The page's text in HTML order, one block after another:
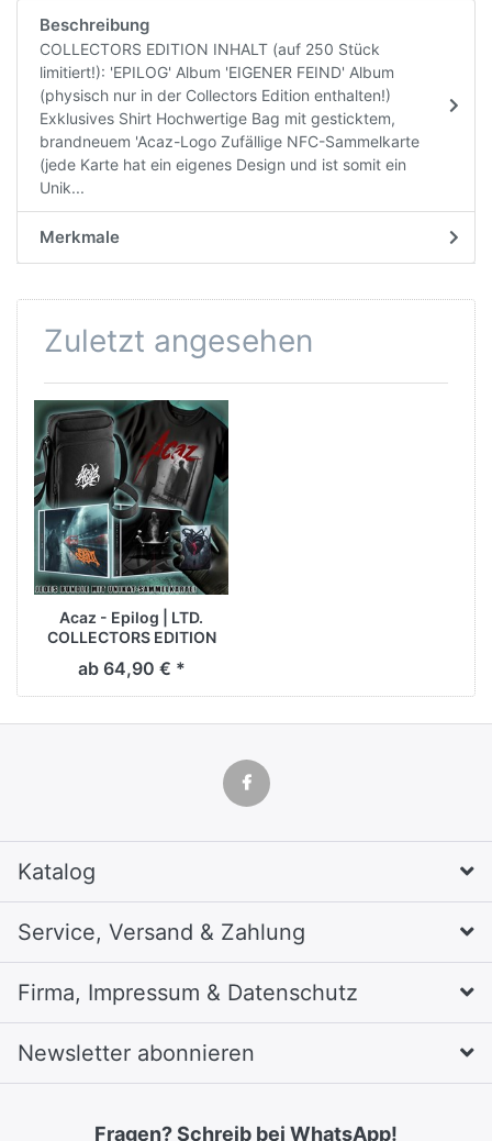
Beschreibung
COLLECTORS EDITION INHALT (auf 250 Stück
limitiert!): 'EPILOG' Album 'EIGENER FEIND' Album
(physisch nur in der Collectors Edition enthalten!)
Exklusives Shirt Hochwertige Bag mit gesticktem,
brandneuem 'Acaz-Logo Zufällige NFC-Sammelkarte
(jede Karte hat ein eigenes Design und ist somit ein
Unik...
Merkmale
Zuletzt angesehen
Acaz - Epilog | LTD.
COLLECTORS EDITION
ab 64,90 € *
Katalog
Service, Versand & Zahlung
Firma, Impressum & Datenschutz
Newsletter abonnieren
Fragen? Schreib bei WhatsApp!